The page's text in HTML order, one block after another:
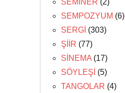
SEMİNER (2)
SEMPOZYUM (6)
SERGİ (303)
ŞİİR (77)
SİNEMA (17)
SÖYLEŞİ (5)
TANGOLAR (4)